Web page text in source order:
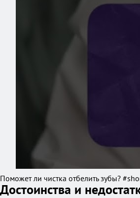
Поможет ли чистка отбелить зубы?
Достоинства и